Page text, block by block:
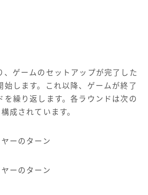
、ゲームのセットアップが完了した
始します。これ以降、ゲームが終了
を繰り返します。各ラウンドは次の
成されています。
ーのターン
ーのターン